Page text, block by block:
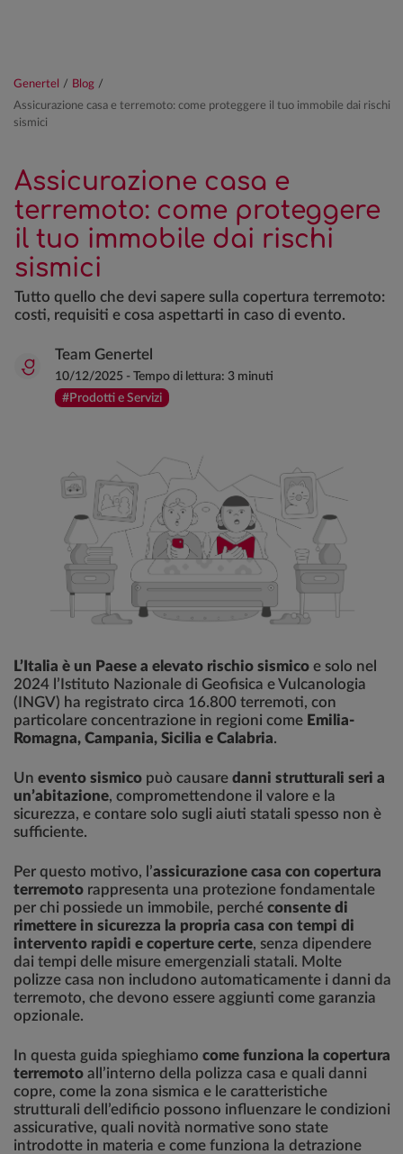
Genertel / Blog /
Assicurazione casa e terremoto: come proteggere il tuo immobile dai rischi
sismici
Assicurazione casa e
terremoto: come proteggere
il tuo immobile dai rischi
sismici
Tutto quello che devi sapere sulla copertura terremoto:
costi, requisiti e cosa aspettarti in caso di evento.
Team Genertel
#Prodotti e Servizi
10/12/2025 - Tempo di lettura: 3 minuti
L’Italia è un Paese a elevato rischio sismico e solo nel
2024 l’Istituto Nazionale di Geofisica e Vulcanologia
(INGV) ha registrato circa 16.800 terremoti, con
particolare concentrazione in regioni come Emilia-
Romagna, Campania, Sicilia e Calabria.
Un evento sismico può causare danni strutturali seri a
un’abitazione, compromettendone il valore e la
sicurezza, e contare solo sugli aiuti statali spesso non è
sufficiente.
Per questo motivo, l’assicurazione casa con copertura
terremoto rappresenta una protezione fondamentale
per chi possiede un immobile, perché consente di
rimettere in sicurezza la propria casa con tempi di
intervento rapidi e coperture certe, senza dipendere
dai tempi delle misure emergenziali statali. Molte
polizze casa non includono automaticamente i danni da
terremoto, che devono essere aggiunti come garanzia
opzionale.
In questa guida spieghiamo come funziona la copertura
terremoto all’interno della polizza casa e quali danni
copre, come la zona sismica e le caratteristiche
strutturali dell’edificio possono influenzare le condizioni
assicurative, quali novità normative sono state
introdotte in materia e come funziona la detrazione